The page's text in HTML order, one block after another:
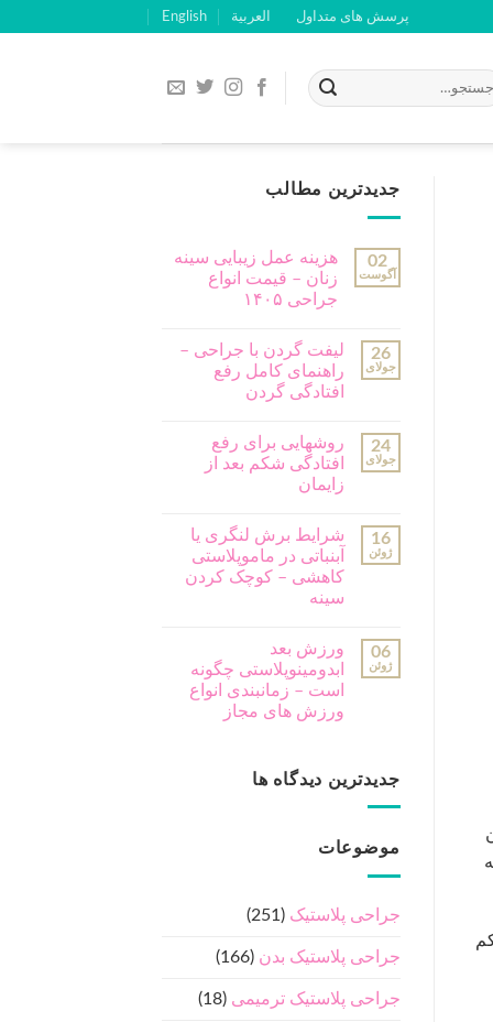
پرسش های متداول العربية English
جدیدترین مطالب
02
آگوست
هزینه عمل زیبایی سینه
زنان – قیمت انواع
جراحی ۱۴۰۵
26
جولای
لیفت گردن با جراحی –
راهنمای کامل رفع
افتادگی گردن
24
جولای
روشهایی برای رفع
افتادگی شکم بعد از
زایمان
16
ژوئن
شرایط برش لنگری یا
آبنباتی در ماموپلاستی
کاهشی – کوچک کردن
سینه
06
ژوئن
ورزش بعد
ابدومینوپلاستی چگونه
است – زمانبندی انواع
ورزش های مجاز
جدیدترین دیدگاه ها
موضوعات
جراحی پلاستیک (251)
جراحی پلاستیک بدن (166)
جراحی پلاستیک ترمیمی (18)